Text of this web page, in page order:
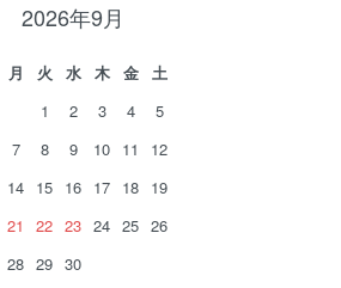
2026年9月
月 火 水 木 金
土
1
2 3 4
5
7 8 9 10 11
12
14 15 16 17 18 19
21 22 23 24 25 26
28 29 30